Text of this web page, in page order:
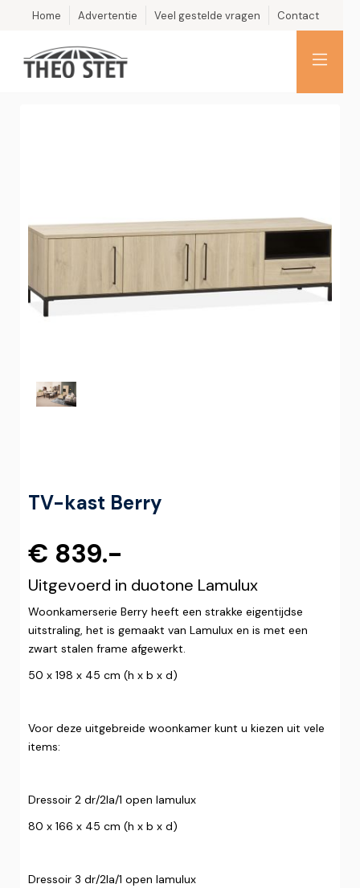
Home Advertentie Veel gestelde vragen Contact
TV-kast Berry
€ 839.-
Uitgevoerd in duotone Lamulux
Woonkamerserie Berry heeft een strakke eigentijdse
uitstraling, het is gemaakt van Lamulux en is met een
zwart stalen frame afgewerkt.
50 x 198 x 45 cm (h x b x d)
Voor deze uitgebreide woonkamer kunt u kiezen uit vele
items:
Dressoir 2 dr/2la/1 open lamulux
80 x 166 x 45 cm (h x b x d)
Dressoir 3 dr/2la/1 open lamulux